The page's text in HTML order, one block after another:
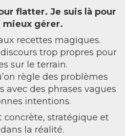
flatter. Je suis là pour
mieux gérer.
recettes magiques.
trop propres pour
sur le terrain.
règle des problèmes
avec des phrases vagues
intentions.
concrète, stratégique et
la réalité.